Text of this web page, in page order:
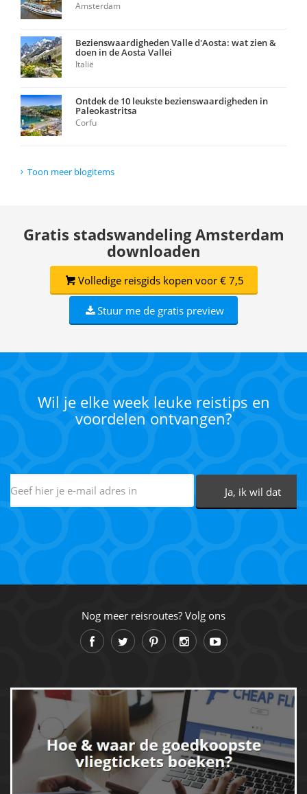
Amsterdam
Bezienswaardigheden Valle d'Aosta: wat zien &
doen in de Aosta Vallei
Italië
Ontdek de 10 leukste bezienswaardigheden in
Paleokastritsa
Corfu
Toon meer blogitems
Gratis stadswandeling Amsterdam
downloaden
Volledige reisgids kopen voor € 7,5
Stuur me de gratis preview
Wil je elke week leuke reistips en
voordelen ontvangen?
Nog meer reisroutes? Volg ons